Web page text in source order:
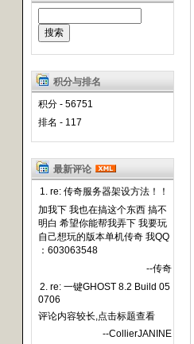
积分与排名
积分 - 56751
排名 - 117
最新评论
1. re: 传奇服务器架设方法！！
加我下 我也在搞这个东西 搞不
明白 希望你能帮我弄下 我要玩
自己想玩的版本单机传奇 我QQ
：603063548
--传奇
2. re: 一键GHOST 8.2 Build 05
0706
评论内容较长,点击标题查看
--CollierJANINE